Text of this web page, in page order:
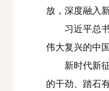
放，深度融入
习近平总书
伟大复兴的中
新时代新征
的干劲、踏石